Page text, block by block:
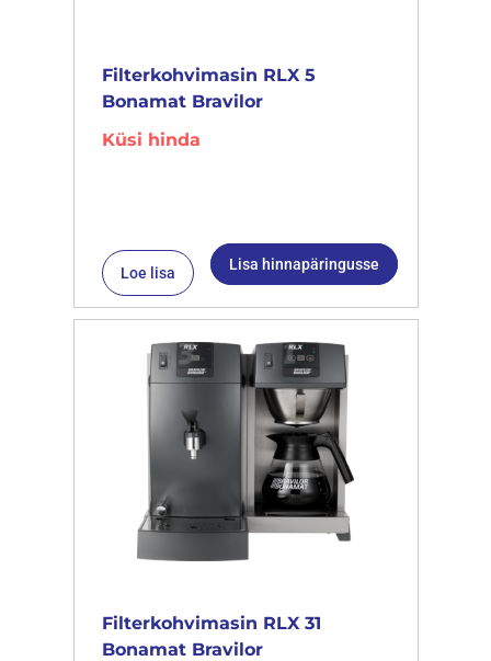
Filterkohvimasin RLX 5
Bonamat Bravilor
Küsi hinda
Loe lisa Lisa hinnapäringusse
Filterkohvimasin RLX 31
Bonamat Bravilor